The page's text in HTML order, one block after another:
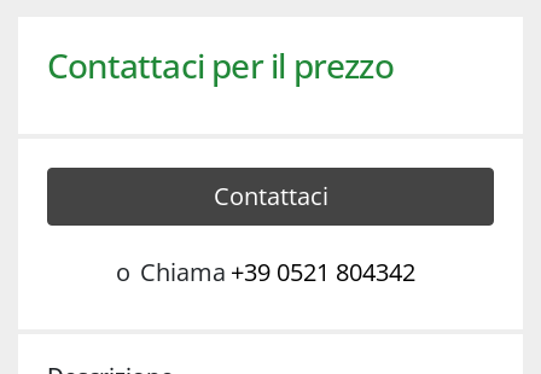
Contattaci per il prezzo
Contattaci
o Chiama +39 0521 804342